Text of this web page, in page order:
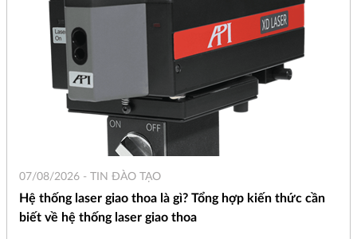
07/08/2026 - TIN ĐÀO TẠO
Hệ thống laser giao thoa là gì? Tổng hợp kiến thức cần
biết về hệ thống laser giao thoa